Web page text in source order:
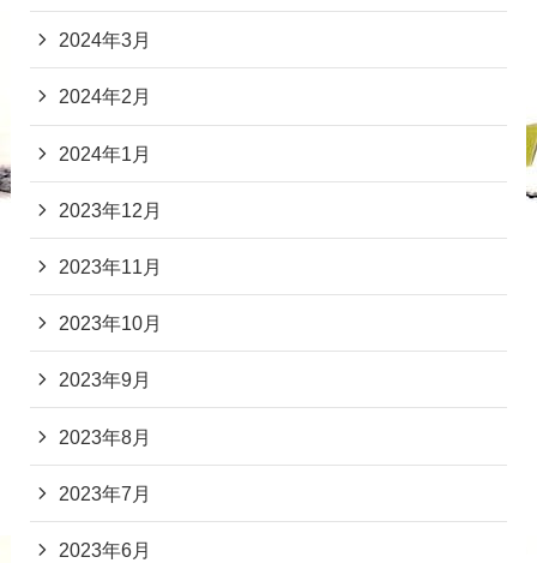
2024年3月
2024年2月
2024年1月
2023年12月
2023年11月
2023年10月
2023年9月
2023年8月
2023年7月
2023年6月